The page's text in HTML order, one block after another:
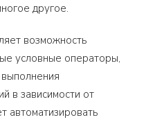
другое.
возможность
условные операторы,
выполнения
в зависимости от
автоматизировать